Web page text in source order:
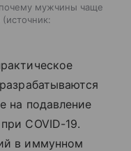
мужчины чаще
источник:
на подавление
COVID-19.
в иммунном